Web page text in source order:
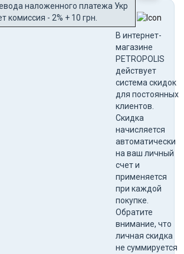
наложенного платежа Укр
комиссия - 2% + 10 грн.
В интернет-
магазине
PETROPOLIS
действует
система скидок
для постоянных
клиентов.
Скидка
начисляется
автоматически
на ваш личный
счет и
применяется
при каждой
покупке.
Обратите
внимание, что
личная скидка
не суммируется